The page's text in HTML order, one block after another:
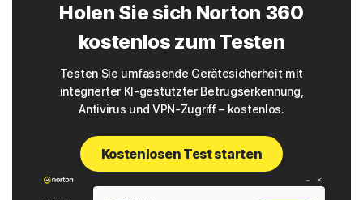
Holen Sie sich Norton 360
kostenlos zum Testen
Testen Sie umfassende Gerätesicherheit mit
integrierter KI-gestützter Betrugserkennung,
Antivirus und VPN-Zugriff – kostenlos.
Kostenlosen Test starten